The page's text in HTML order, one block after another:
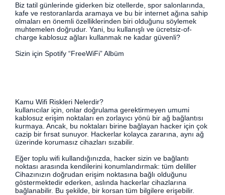
Biz tatil günlerinde giderken biz otellerde, spor salonlarında,
kafe ve restoranlarda aramaya ve bu bir internet ağına sahip
olmaları en önemli özelliklerinden biri olduğunu söylemek
muhtemelen doğrudur. Yani, bu kullanışlı ve ücretsiz-of-
charge kablosuz ağları kullanmak ne kadar güvenli?
Sizin için Spotify “FreeWiFi” Albüm
Kamu Wifi Riskleri Nelerdir?
kullanıcılar için, onlar doğrulama gerektirmeyen umumi
kablosuz erişim noktaları en zorlayıcı yönü bir ağ bağlantısı
kurmaya. Ancak, bu noktaları birine bağlayan hacker için çok
cazip bir fırsat sunuyor. Hackerlar kolayca zararına, aynı ağ
üzerinde korumasız cihazları sızabilir.
Eğer toplu wifi kullandığınızda, hacker sizin ve bağlantı
noktası arasında kendilerini konumlandırmak: tüm deliller
Cihazınızın doğrudan erişim noktasına bağlı olduğunu
göstermektedir ederken, aslında hackerlar cihazlarına
bağlanabilir. Bu şekilde, bir korsan tüm bilgilere erişebilir.